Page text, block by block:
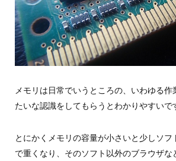
メモリは日常でいうところの、いわゆる作
たいな認識をしてもらうとわかりやすいで
とにかくメモリの容量が小さいと少しソフ
で重くなり、そのソフト以外のブラウザな